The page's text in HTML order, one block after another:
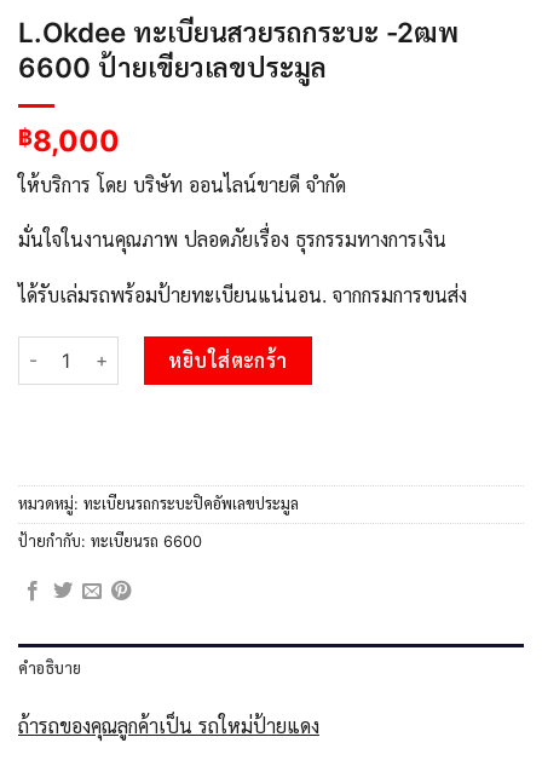
L.Okdee ทะเบียนสวยรถกระบะ -2ฒพ
6600 ป้ายเขียวเลขประมูล
฿8,000
ให้บริการ โดย บริษัท ออนไลน์ขายดี จำกัด
มั่นใจในงานคุณภาพ ปลอดภัยเรื่อง ธุรกรรมทางการเงิน
ได้รับเล่มรถพร้อมป้ายทะเบียนแน่นอน. จากกรมการขนส่ง
จำนวน L.Okdee ทะเบียนสวยรถกระบะ -2ฒพ 6600 ป้ายเขียวเลข
หยิบใส่ตะกร้า
หมวดหมู่: ทะเบียนรถกระบะปิคอัพเลขประมูล
ป้ายกำกับ: ทะเบียนรถ 6600
คำอธิบาย
ถ้ารถของคุณลูกค้าเป็น รถใหม่ป้ายแดง